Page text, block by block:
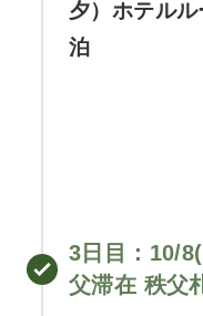
夕）ホテル
3日目 ：10/
父滞在 秩父